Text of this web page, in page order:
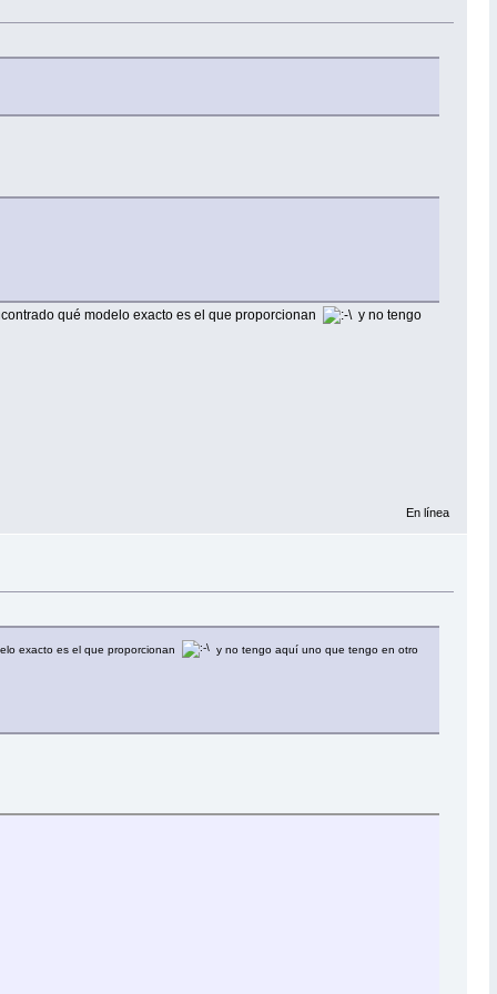
qué modelo exacto es el que proporcionan
y no tengo
En línea
exacto es el que proporcionan
y no tengo aquí uno que tengo en otro